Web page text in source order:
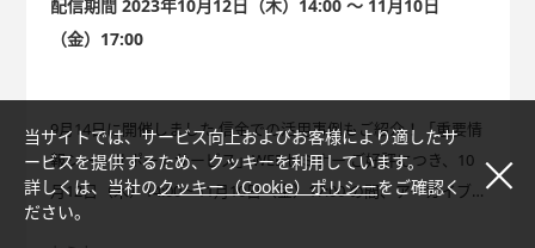
配信期間 2023年10月12日（木）14:00 ～ 11月10日
（金）17:00
9月14日に開催しました 信金での活用事例もご紹介！「重要情
報シートサポートサービス」WEBセミナー ご好評につき、10
月12日（木）14:00 ~ 11月10日（金）17:00 の間、アーカイブ
動画を配信いたします。 アーカイブ配信のご視聴には、お申
当サイトでは、サービス向上およびお客様により適したサ
ービスを提供するため、クッキーを利用しています。
詳しくは、当社のクッキー（Cookie）ポリシーをご確認く
ださい。